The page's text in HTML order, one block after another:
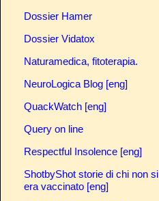
Dossier Hamer
Dossier Vidatox
Naturamedica, fitoterapia.
NeuroLogica Blog [eng]
QuackWatch [eng]
Query on line
Respectful Insolence [eng]
ShotbyShot storie di chi non si
era vaccinato [eng]